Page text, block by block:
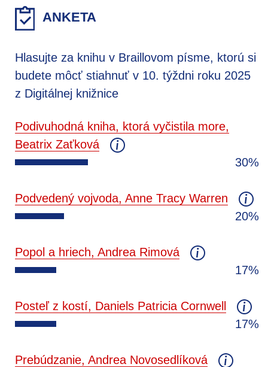
ANKETA
Hlasujte za knihu v Braillovom písme, ktorú si
budete môcť stiahnuť v 10. týždni roku 2025
z Digitálnej knižnice
Podivuhodná kniha, ktorá vyčistila more,
Beatrix Zaťková
30%
Podvedený vojvoda, Anne Tracy Warren
20%
Popol a hriech, Andrea Rimová
17%
Posteľ z kostí, Daniels Patricia Cornwell
17%
Prebúdzanie, Andrea Novosedlíková